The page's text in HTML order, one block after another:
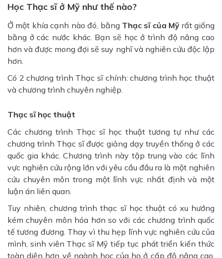
Học Thạc sĩ ở Mỹ như thế nào?
Ở một khía cạnh nào đó, bằng Thạc sĩ của Mỹ rất giống
bằng ở các nước khác. Bạn sẽ học ở trình độ nâng cao
hơn và được mong đợi sẽ suy nghĩ và nghiên cứu độc lập
hơn.
Có 2 chương trình Thạc sĩ chính: chương trình học thuật
và chương trình chuyên nghiệp.
Thạc sĩ học thuật
Các chương trình Thạc sĩ học thuật tương tự như các
chương trình Thạc sĩ được giảng dạy truyền thống ở các
quốc gia khác. Chương trình này tập trung vào các lĩnh
vực nghiên cứu rộng lớn với yêu cầu đầu ra là một nghiên
cứu chuyên môn trong một lĩnh vực nhất định và một
luận án liên quan.
Tuy nhiên, chương trình thạc sĩ học thuật có xu hướng
kém chuyên môn hóa hơn so với các chương trình quốc
tế tương đương. Thay vì thu hẹp lĩnh vực nghiên cứu của
mình, sinh viên Thạc sĩ Mỹ tiếp tục phát triển kiến thức
toàn diện hơn về ngành học của họ ở cấp độ nâng cao.